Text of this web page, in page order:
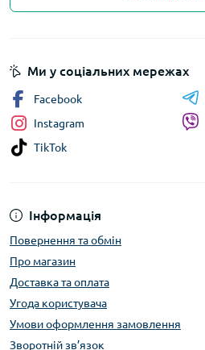
Інформація
Повернення та обмін
Про магазин
Доставка та оплата
Угода користувача
Умови оформлення замовлення
Зворотній зв’язок
Ми у соціальних мережах
Facebook
Instagram
TikTok